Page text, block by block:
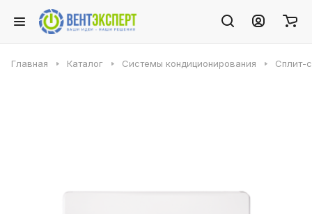
Главная Каталог Системы кондиционирования Сплит-